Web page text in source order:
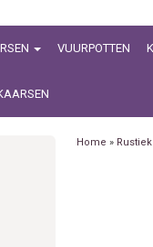
VUURPOTTEN
Home »